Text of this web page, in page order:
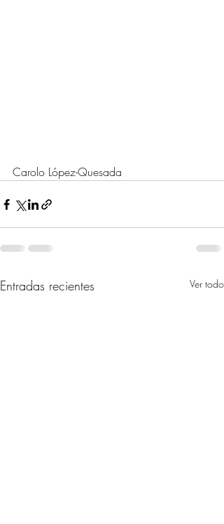
Carolo López-Quesada
Entradas recientes Ver todo